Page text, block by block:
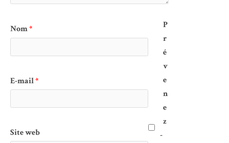
Nom*
E-mail*
Site web
P
r
é
v
e
n
e
z
-